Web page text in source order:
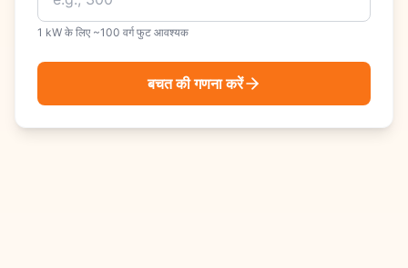
1 kW के लिए ~100 वर्ग फुट आवश्यक
बचत की गणना करें